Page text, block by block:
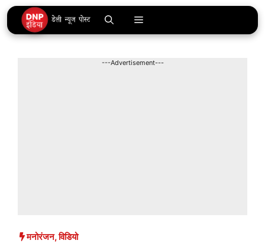
Skip
to
content
Menu
---Advertisement---
मनोरंजन,विडियो